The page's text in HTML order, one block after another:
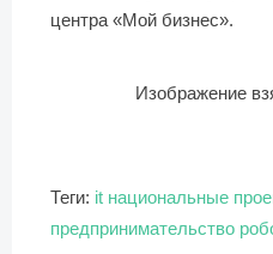
центра «Мой бизнес».
Изображение
Теги: it национальные
предпринимательство